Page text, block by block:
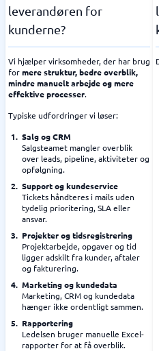
leverandøren for
kunderne?
Vi hjælper virksomheder, der har brug
formere struktur, bedre overblik,
mindre manuelt arbejde og mere
effektive processer.
Typiske udfordringer vi løser:
Salg og CRM
Salgsteamet mangler overblik
over leads, pipeline, aktiviteter og
opfølgning.
Support og kundeservice
Tickets håndteres i mails uden
tydelig prioritering, SLA eller
ansvar.
Projekter og tidsregistrering
Projektarbejde, opgaver og tid
ligger adskilt fra kunder, aftaler
og fakturering.
Marketing og kundedata
Marketing, CRM og kundedata
hænger ikke ordentligt sammen.
Rapportering
Ledelsen bruger manuelle Excel-
rapporter for at få overblik.